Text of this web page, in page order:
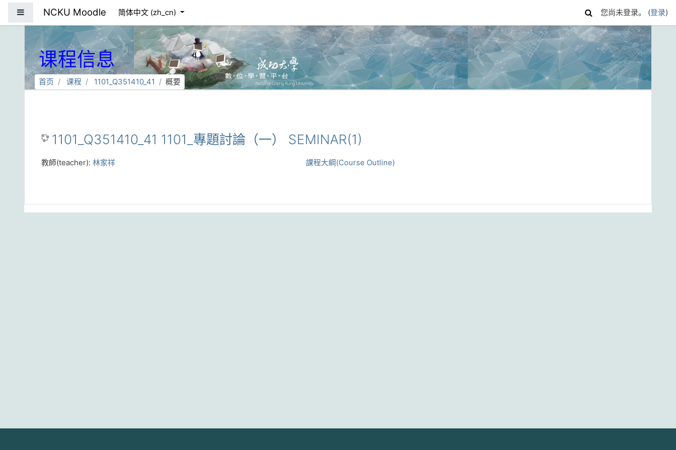
停靠面板NCKU Moodle 简体中文 ‎(zh_cn)‎ 您尚未登录。 (登录)
课程信息
首页 课程 1101_Q351410_41 概要
1101_Q351410_41 1101_專題討論（一） SEMINAR(1)
課程大綱(Course Outline)
教師(teacher): 林家祥